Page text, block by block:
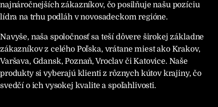
najnáročnejších zákazníkov, čo posilňuje našu pozíciu
lídra na trhu podláh v novosadeckom regióne.
Navyše, naša spoločnosť sa teší dôvere širokej základne
zákazníkov z celého Poľska, vrátane miest ako Krakov,
Varšava, Gdansk, Poznaň, Vroclav či Katovice. Naše
produkty si vyberajú klienti z rôznych kútov krajiny, čo
svedčí o ich vysokej kvalite a spoľahlivosti.